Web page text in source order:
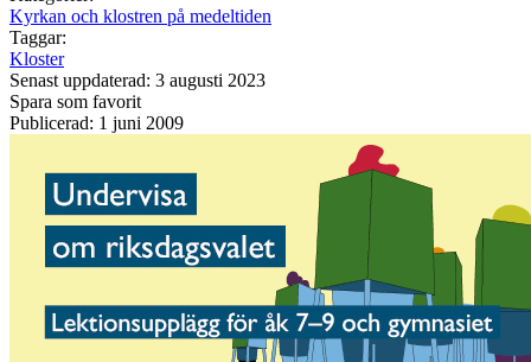
Kyrkan och klostren på medeltiden
Taggar:
Kloster
Senast uppdaterad: 3 augusti 2023
Spara som favorit
Publicerad: 1 juni 2009